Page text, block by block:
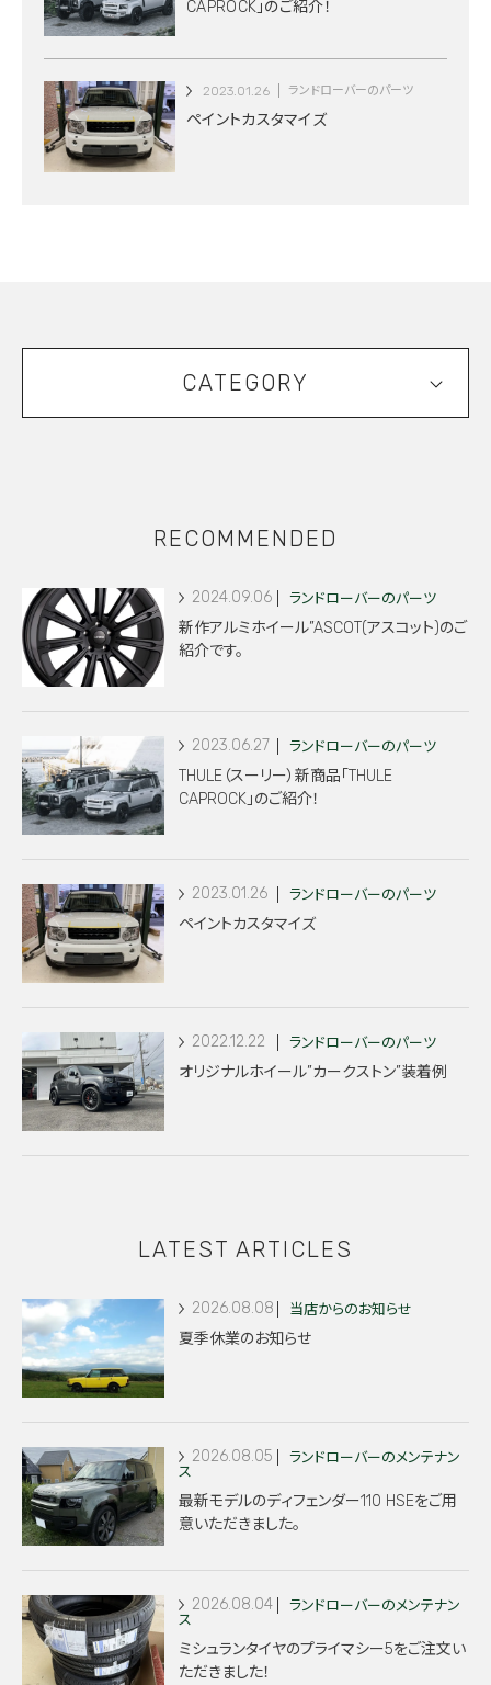
CAPROCK」のご紹介！
2023.01.26 ランドローバーのパーツ
ペイントカスタマイズ
CATEGORY
RECOMMENDED
2024.09.06 ランドローバーのパーツ
新作アルミホイール”ASCOT(アスコット)のご
紹介です。
2023.06.27 ランドローバーのパーツ
THULE（スーリー）新商品「THULE
CAPROCK」のご紹介！
2023.01.26 ランドローバーのパーツ
ペイントカスタマイズ
2022.12.22 ランドローバーのパーツ
オリジナルホイール”カークストン”装着例
LATEST ARTICLES
2026.08.08 当店からのお知らせ
夏季休業のお知らせ
2026.08.05
ランドローバーのメンテナン
ス
最新モデルのディフェンダー110 HSEをご用
意いただきました。
2026.08.04
ランドローバーのメンテナン
ス
ミシュランタイヤのプライマシー5をご注文い
ただきました！